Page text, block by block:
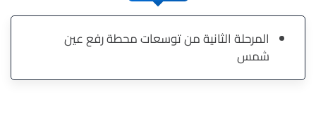
المرحلة الثانية من توسعات محطة رفع عين
شمس